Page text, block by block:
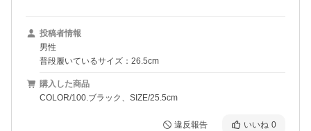
投稿者情報
男性
普段履いているサイズ：26.5cm
購入した商品
COLOR/100.ブラック、SIZE/25.5cm
違反報告 いいね 0